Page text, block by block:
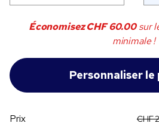
ÉconomisezCHF 60.00sur
minimale !
Prix CHF